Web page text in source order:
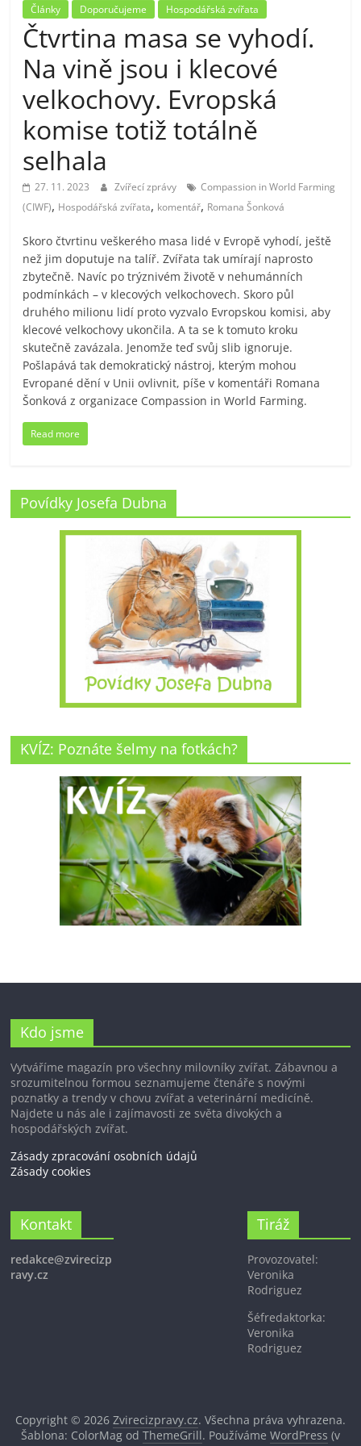
Články Doporučujeme Hospodářská zvířata
Čtvrtina masa se vyhodí.
Na vině jsou i klecové
velkochovy. Evropská
komise totiž totálně
selhala
27. 11. 2023 Zvířecí zprávy
Compassion in World Farming
(CIWF), Hospodářská zvířata, komentář, Romana Šonková
Skoro čtvrtinu veškerého masa lidé v Evropě vyhodí, ještě
než jim doputuje na talíř. Zvířata tak umírají naprosto
zbytečně. Navíc po trýznivém životě v nehumánních
podmínkách – v klecových velkochovech. Skoro půl
druhého milionu lidí proto vyzvalo Evropskou komisi, aby
klecové velkochovy ukončila. A ta se k tomuto kroku
skutečně zavázala. Jenomže teď svůj slib ignoruje.
Pošlapává tak demokratický nástroj, kterým mohou
Evropané dění v Unii ovlivnit, píše v komentáři Romana
Šonková z organizace Compassion in World Farming.
Read more
Povídky Josefa Dubna
KVÍZ: Poznáte šelmy na fotkách?
Kdo jsme
Vytváříme magazín pro všechny milovníky zvířat. Zábavnou a
srozumitelnou formou seznamujeme čtenáře s novými
poznatky a trendy v chovu zvířat a veterinární medicíně.
Najdete u nás ale i zajímavosti ze světa divokých a
hospodářských zvířat.
Zásady zpracování osobních údajů
Zásady cookies
Kontakt
redakce@zvirecizp
ravy.cz
Tiráž
Provozovatel:
Veronika
Rodriguez
Šéfredaktorka:
Veronika
Rodriguez
Copyright © 2026 Zvirecizpravy.cz. Všechna práva vyhrazena.
Šablona: ColorMag od ThemeGrill. Používáme WordPress (v